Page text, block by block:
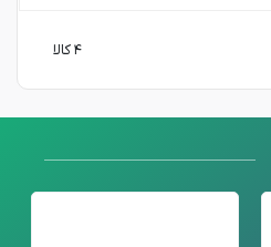
۴ کالا